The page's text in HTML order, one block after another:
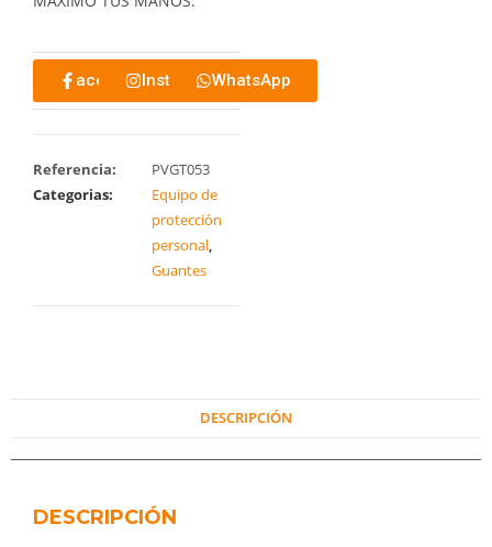
acebookInstagramWhatsApp
Referencia:
PVGT053
Categorias:
Equipo de
protección
personal,
Guantes
DESCRIPCIÓN
DESCRIPCIÓN